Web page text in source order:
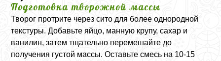
Подготовка творожной массы
Творог протрите через сито для более однородной
текстуры. Добавьте яйцо, манную крупу, сахар и
ванилин, затем тщательно перемешайте до
получения густой массы. Оставьте смесь на 10-15